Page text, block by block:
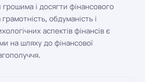
грошима і досягти фінансового
обдуманість і
аспектів фінансів є
на шляху до фінансової